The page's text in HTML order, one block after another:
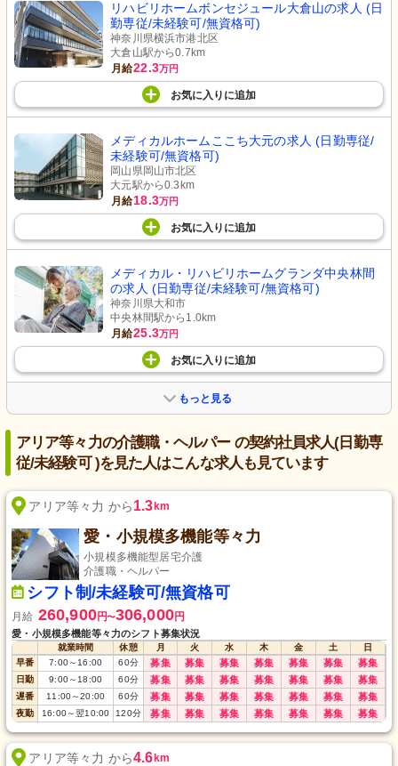
リハビリホームボンセジュール大倉山の求人 (日
勤専従/未経験可/無資格可)
神奈川県横浜市港北区
大倉山駅から0.7km
月給22.3万円
お気に入り に追加
メディカルホームここち大元の求人 (日勤専従/
未経験可/無資格可)
岡山県岡山市北区
大元駅から0.3km
月給18.3万円
お気に入り に追加
メディカル・リハビリホームグランダ中央林間
の求人 (日勤専従/未経験可/無資格可)
神奈川県大和市
中央林間駅から1.0km
月給25.3万円
お気に入り に追加
もっと見る
アリア等々力の介護職・ヘルパー の契約社員求人(日勤専
従/未経験可 )を見た人はこんな求人も見ています
アリア等々力 から1.3km
愛・小規模多機能等々力
小規模多機能型居宅介護
介護職・ヘルパー
シフト制/未経験可/無資格可
月給 260,900円〜306,000円
愛・小規模多機能等々力のシフト募集状況
就業時間 休憩 月 火 水 木 金 土
日
早番
7:00～ 16:00 60分 募集 募集 募集 募集 募集 募集 募集
日勤 9:00～ 18:00 60分 募集 募集 募集 募集 募集 募集 募集
遅番 11:00～20:00 60分 募集 募集 募集 募集 募集 募集 募集
夜勤 16:00～翌10:00 120分 募集 募集 募集 募集 募集 募集 募集
アリア等々力 から4.6km